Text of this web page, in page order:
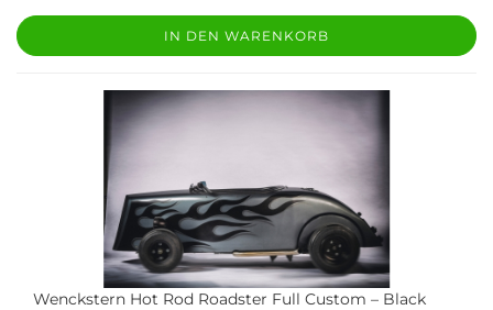
IN DEN WARENKORB
Wenckstern Hot Rod Roadster Full Custom – Black